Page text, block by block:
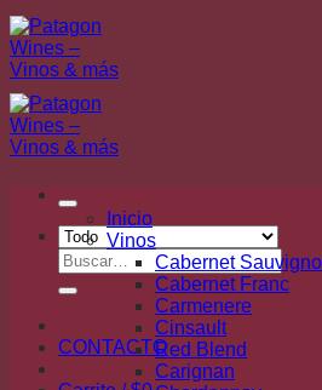
Saltar
al
contenido
Buscar
por:
CONTACTO
Inicio
Vinos
Cabernet
Cabernet Franc
Carmenere
Cinsault
Red Blend
Carignan